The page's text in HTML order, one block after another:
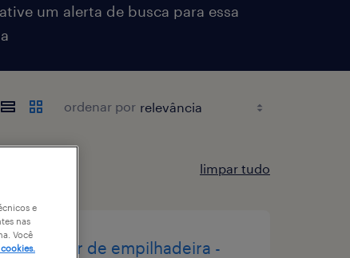
ative um alerta de busca para essa
ordenar por
limpar tudo
operador de empilhadeira -
e
nas
Você